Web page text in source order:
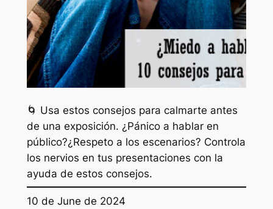
🌀 Usa estos consejos para calmarte antes
de una exposición. ¿Pánico a hablar en
público?¿Respeto a los escenarios? Controla
los nervios en tus presentaciones con la
ayuda de estos consejos.
10 de June de 2024